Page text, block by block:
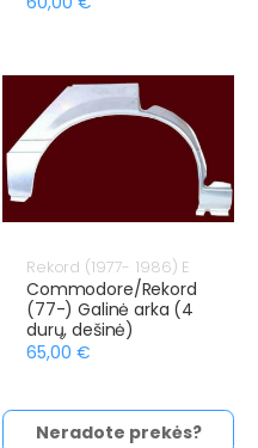
Rekord (1977- 1986) E
Commodore/Rekord
(77-) Galinė arka (4
durų, dešinė)
65,00 €
Neradote prekės?